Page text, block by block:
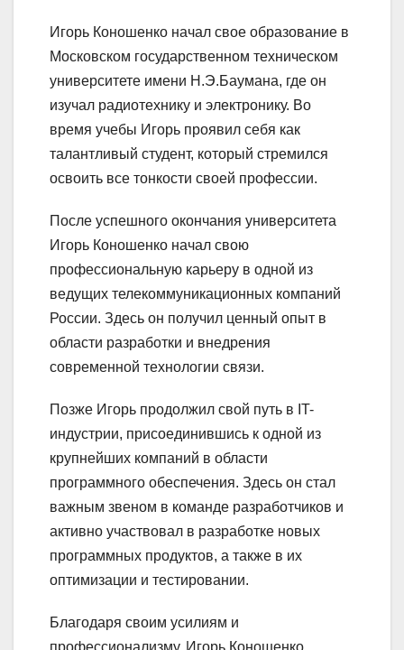
Игорь Коношенко начал свое образование в
Московском государственном техническом
университете имени Н.Э.Баумана, где он
изучал радиотехнику и электронику. Во
время учебы Игорь проявил себя как
талантливый студент, который стремился
освоить все тонкости своей профессии.
После успешного окончания университета
Игорь Коношенко начал свою
профессиональную карьеру в одной из
ведущих телекоммуникационных компаний
России. Здесь он получил ценный опыт в
области разработки и внедрения
современной технологии связи.
Позже Игорь продолжил свой путь в IT-
индустрии, присоединившись к одной из
крупнейших компаний в области
программного обеспечения. Здесь он стал
важным звеном в команде разработчиков и
активно участвовал в разработке новых
программных продуктов, а также в их
оптимизации и тестировании.
Благодаря своим усилиям и
профессионализму, Игорь Коношенко